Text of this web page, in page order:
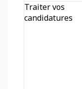
Traiter vos
candidatures